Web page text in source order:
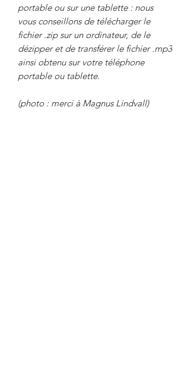
portable ou sur une tablette : nous
vous conseillons de télécharger le
fichier .zip sur un ordinateur, de le
dézipper et de transférer le fichier .mp3
ainsi obtenu sur votre téléphone
portable ou tablette.
(photo : merci à Magnus Lindvall)